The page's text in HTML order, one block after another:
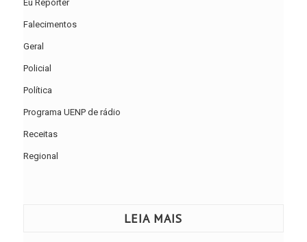
Eu Repórter
Falecimentos
Geral
Policial
Política
Programa UENP de rádio
Receitas
Regional
LEIA MAIS